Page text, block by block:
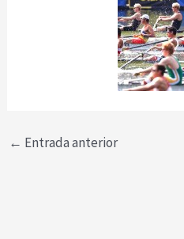
← Entrada anterior